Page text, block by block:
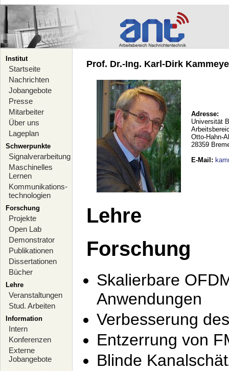
Institut
Startseite
Nachrichten
Jobangebote
Presse
Mitarbeiter
Über uns
Lageplan
Schwerpunkte
Signalverarbeitung
Maschinelles
Lernen
Kommunikations-
technologien
Forschung
Projekte
Open Lab
Demonstrator
Publikationen
Dissertationen
Bücher
Lehre
Veranstaltungen
Stud. Arbeiten
Information
Intern
Konferenzen
Externe
Jobangebote
Prof. Dr.-Ing. Karl-Dirk
Adresse:
Universität
Otto-Hahn-
28359
E-Mail :
Lehre
Forschung
Skalierbare
Anwendungen
Verbesserung
Entzerrung von
Blinde